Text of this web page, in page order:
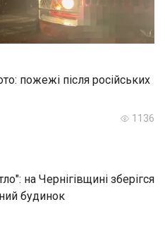
пожежі після російських
1136
на Чернігівщині зберігся
будинок